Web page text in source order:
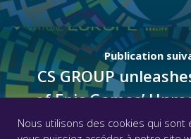
Publication
CS GROUP
of Epic Games’
to its Inscape
Nous utilisons des cookies qui